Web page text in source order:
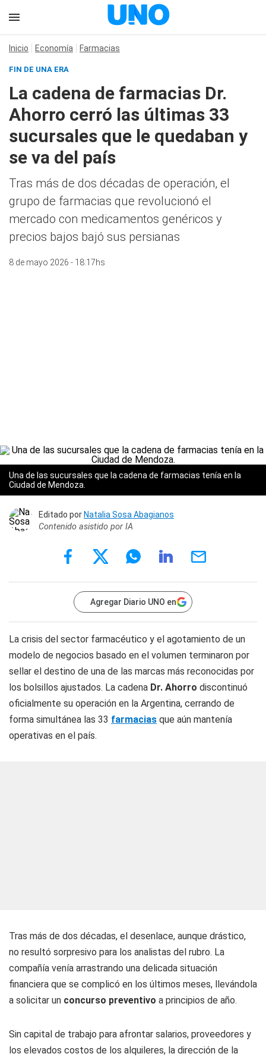
Inicio Economía Farmacias
FIN DE UNA ERA
La cadena de farmacias Dr.
Ahorro cerró las últimas 33
sucursales que le quedaban y
se va del país
Tras más de dos décadas de operación, el
grupo de farmacias que revolucionó el
mercado con medicamentos genéricos y
precios bajos bajó sus persianas
8 de mayo 2026 - 18:17hs
Una de las sucursales que la cadena de farmacias tenía en la
Ciudad de Mendoza.
Editado porNatalia Sosa Abagianos
Contenido asistido por IA
Agregar Diario UNO en
La crisis del sector farmacéutico y el agotamiento de un
modelo de negocios basado en el volumen terminaron por
sellar el destino de una de las marcas más reconocidas por
los bolsillos ajustados. La cadena Dr. Ahorro discontinuó
oficialmente su operación en la Argentina, cerrando de
forma simultánea las 33 farmacias que aún mantenía
operativas en el país.
Tras más de dos décadas, el desenlace, aunque drástico,
no resultó sorpresivo para los analistas del rubro. La
compañía venía arrastrando una delicada situación
financiera que se complicó en los últimos meses, llevándola
a solicitar un concurso preventivo a principios de año.
Sin capital de trabajo para afrontar salarios, proveedores y
los elevados costos de los alquileres, la dirección de la